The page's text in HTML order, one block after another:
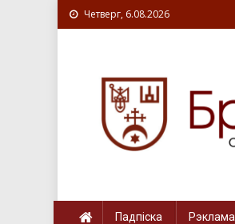
Четверг, 6.08.2026
Падпіска Рэклама